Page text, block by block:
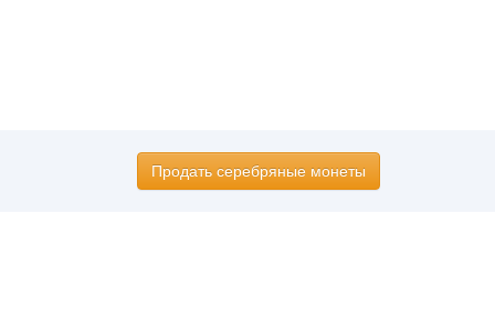
Продать серебряные монеты